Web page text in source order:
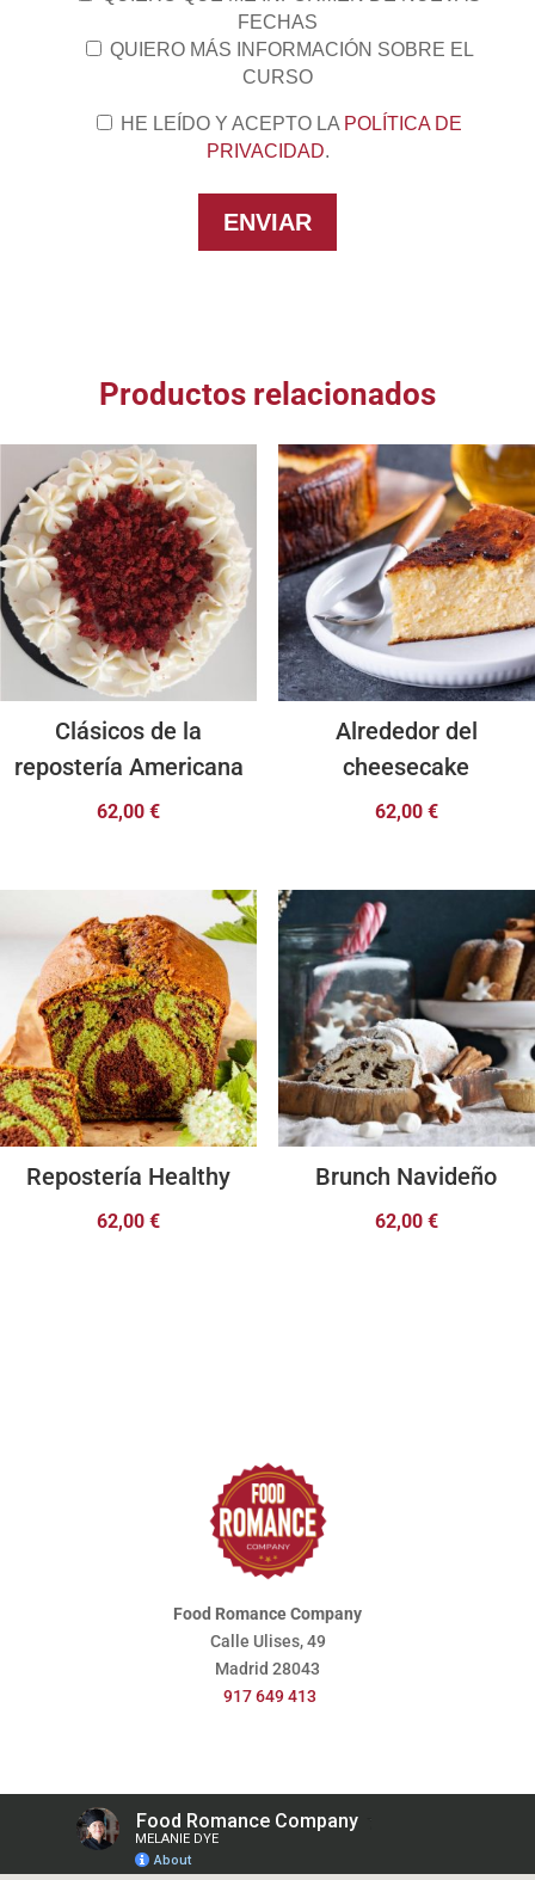
FECHAS
QUIERO MÁS INFORMACIÓN SOBRE EL
CURSO
HE LEÍDO Y ACEPTO LA POLÍTICA DE
PRIVACIDAD.
Productos relacionados
Clásicos de la
repostería Americana
62,00€
Alrededor del
cheesecake
62,00 €
Repostería Healthy
62,00€
Brunch Navideño
62,00 €
Food Romance Company
Calle Ulises, 49
Madrid 28043
917 649 413